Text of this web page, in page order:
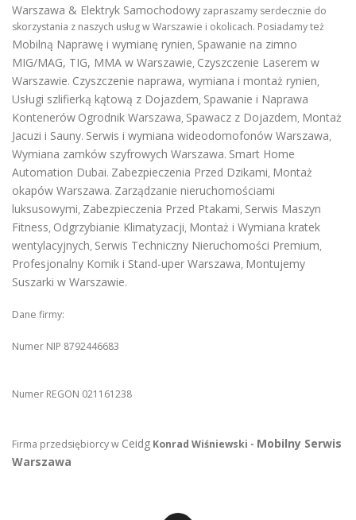
Warszawa & Elektryk Samochodowy zapraszamy serdecznie do
skorzystania z naszych usług w Warszawie i okolicach. Posiadamy też
Mobilną Naprawę i wymianę rynien, Spawanie na zimno
MIG/MAG, TIG, MMA w Warszawie, Czyszczenie Laserem w
Warszawie. Czyszczenie naprawa, wymiana i montaż rynien,
Usługi szlifierką kątową z Dojazdem, Spawanie i Naprawa
Kontenerów Ogrodnik Warszawa, Spawacz z Dojazdem, Montaż
Jacuzi i Sauny. Serwis i wymiana wideodomofonów Warszawa,
Wymiana zamków szyfrowych Warszawa. Smart Home
Automation Dubai. Zabezpieczenia Przed Dzikami, Montaż
okapów Warszawa. Zarządzanie nieruchomościami
luksusowymi, Zabezpieczenia Przed Ptakami, Serwis Maszyn
Fitness, Odgrzybianie Klimatyzacji, Montaż i Wymiana kratek
wentylacyjnych, Serwis Techniczny Nieruchomości Premium,
Profesjonalny Komik i Stand-uper Warszawa, Montujemy
Suszarki w Warszawie.
Dane firmy:
Numer NIP 8792446683
Numer REGON 021161238
Firma przedsiębiorcy w Ceidg Konrad Wiśniewski - Mobilny Serwis
Warszawa